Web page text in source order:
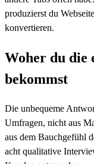
produzierst du
konvertieren.
Woher du die
bekommst
Die unbequeme
Umfragen, nicht aus
aus dem Bauchgefühl
acht qualitative